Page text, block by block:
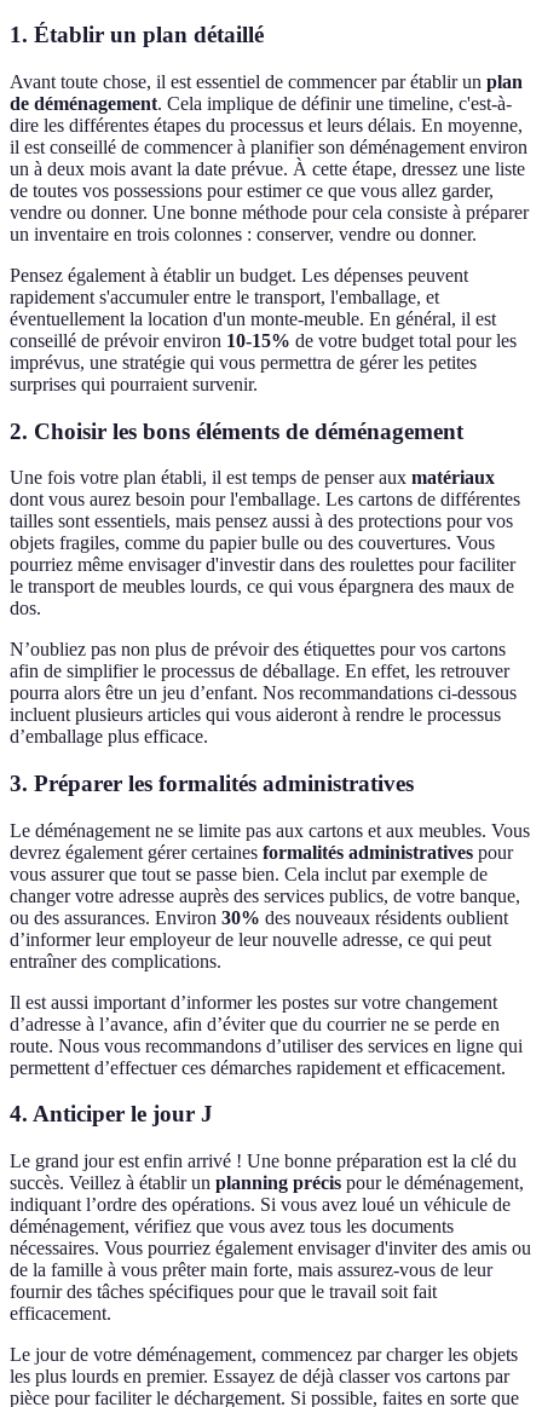
1. Établir un plan détaillé
Avant toute chose, il est essentiel de commencer par établir un plan
de déménagement. Cela implique de définir une timeline, c'est-à-
dire les différentes étapes du processus et leurs délais. En moyenne,
il est conseillé de commencer à planifier son déménagement environ
un à deux mois avant la date prévue. À cette étape, dressez une liste
de toutes vos possessions pour estimer ce que vous allez garder,
vendre ou donner. Une bonne méthode pour cela consiste à préparer
un inventaire en trois colonnes : conserver, vendre ou donner.
Pensez également à établir un budget. Les dépenses peuvent
rapidement s'accumuler entre le transport, l'emballage, et
éventuellement la location d'un monte-meuble. En général, il est
conseillé de prévoir environ 10-15% de votre budget total pour les
imprévus, une stratégie qui vous permettra de gérer les petites
surprises qui pourraient survenir.
2. Choisir les bons éléments de déménagement
Une fois votre plan établi, il est temps de penser aux matériaux
dont vous aurez besoin pour l'emballage. Les cartons de différentes
tailles sont essentiels, mais pensez aussi à des protections pour vos
objets fragiles, comme du papier bulle ou des couvertures. Vous
pourriez même envisager d'investir dans des roulettes pour faciliter
le transport de meubles lourds, ce qui vous épargnera des maux de
dos.
N’oubliez pas non plus de prévoir des étiquettes pour vos cartons
afin de simplifier le processus de déballage. En effet, les retrouver
pourra alors être un jeu d’enfant. Nos recommandations ci-dessous
incluent plusieurs articles qui vous aideront à rendre le processus
d’emballage plus efficace.
3. Préparer les formalités administratives
Le déménagement ne se limite pas aux cartons et aux meubles. Vous
devrez également gérer certaines formalités administratives pour
vous assurer que tout se passe bien. Cela inclut par exemple de
changer votre adresse auprès des services publics, de votre banque,
ou des assurances. Environ 30% des nouveaux résidents oublient
d’informer leur employeur de leur nouvelle adresse, ce qui peut
entraîner des complications.
Il est aussi important d’informer les postes sur votre changement
d’adresse à l’avance, afin d’éviter que du courrier ne se perde en
route. Nous vous recommandons d’utiliser des services en ligne qui
permettent d’effectuer ces démarches rapidement et efficacement.
4. Anticiper le jour J
Le grand jour est enfin arrivé ! Une bonne préparation est la clé du
succès. Veillez à établir un planning précis pour le déménagement,
indiquant l’ordre des opérations. Si vous avez loué un véhicule de
déménagement, vérifiez que vous avez tous les documents
nécessaires. Vous pourriez également envisager d'inviter des amis ou
de la famille à vous prêter main forte, mais assurez-vous de leur
fournir des tâches spécifiques pour que le travail soit fait
efficacement.
Le jour de votre déménagement, commencez par charger les objets
les plus lourds en premier. Essayez de déjà classer vos cartons par
pièce pour faciliter le déchargement. Si possible, faites en sorte que